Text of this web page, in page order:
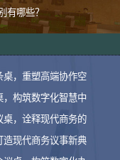
有哪些？
桌，重塑高端协作空
，构筑数字化智慧中
桌，诠释现代商务的
造现代商务议事新典